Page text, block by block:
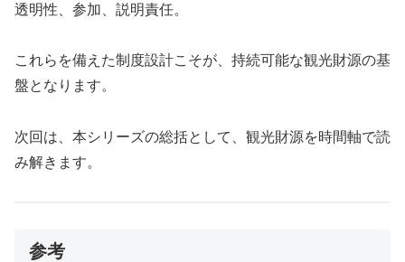
透明性、参加、説明責任。
これらを備えた制度設計こそが、持続可能な観光財源の基
盤となります。
次回は、本シリーズの総括として、観光財源を時間軸で読
み解きます。
参考